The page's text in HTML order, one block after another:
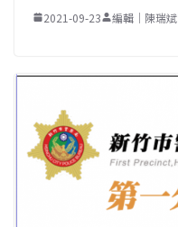
2021-09-23 編輯｜陳瑞斌